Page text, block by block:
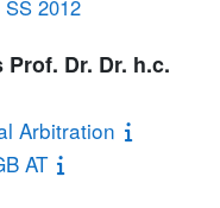
2012
Dr. Dr. h.c.
Arbitration
AT